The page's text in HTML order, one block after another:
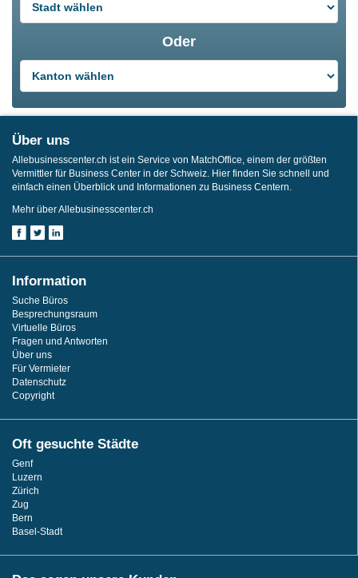
Oder
Über uns
Allebusinesscenter.ch ist ein Service von MatchOffice, einem der größten
Vermittler für Business Center in der Schweiz. Hier finden Sie schnell und
einfach einen Überblick und Informationen zu Business Centern.
Mehr über Allebusinesscenter.ch
Information
Suche Büros
Besprechungsraum
Virtuelle Büros
Fragen und Antworten
Über uns
Für Vermieter
Datenschutz
Copyright
Oft gesuchte Städte
Genf
Luzern
Zürich
Zug
Bern
Basel-Stadt